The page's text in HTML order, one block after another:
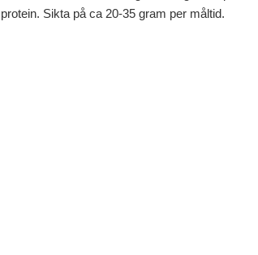
protein. Sikta på ca 20-35 gram per måltid.